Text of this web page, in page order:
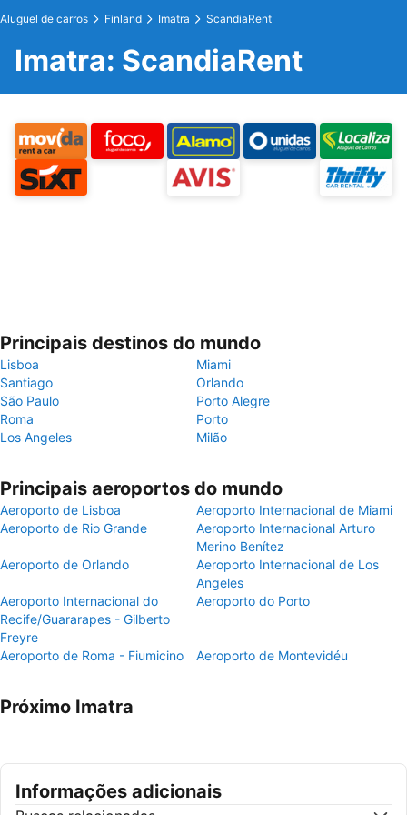
Aluguel de carros Finland Imatra ScandiaRent
Imatra: ScandiaRent
Principais destinos do mundo
Lisboa
Miami
Santiago
Orlando
São Paulo
Porto Alegre
Roma
Porto
Los Angeles
Milão
Principais aeroportos do mundo
Aeroporto de Lisboa
Aeroporto Internacional de Miami
Aeroporto de Rio Grande
Aeroporto Internacional Arturo
Merino Benítez
Aeroporto de Orlando
Aeroporto Internacional de Los
Angeles
Aeroporto Internacional do
Recife/Guararapes - Gilberto
Freyre
Aeroporto do Porto
Aeroporto de Roma - Fiumicino Aeroporto de Montevidéu
Próximo Imatra
Informações adicionais